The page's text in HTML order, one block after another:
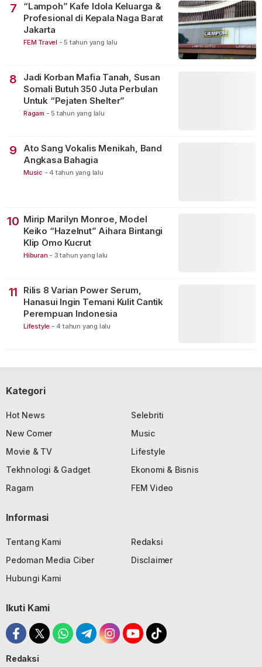
7
“Lampoh” Kafe Idola Keluarga &
Profesional di Kepala Naga Barat
Jakarta
FEM Travel - 5 tahun yang lalu
8
Jadi Korban Mafia Tanah, Susan
Somali Butuh 350 Juta Perbulan
Untuk “Pejaten Shelter”
Ragam - 5 tahun yang lalu
9
Ato Sang Vokalis Menikah, Band
Angkasa Bahagia
Music - 4 tahun yang lalu
10 Mirip Marilyn Monroe, Model
Keiko “Hazelnut” Aihara Bintangi
Klip Omo Kucrut
Hiburan - 3 tahun yang lalu
11
Rilis 8 Varian Power Serum,
Hanasui Ingin Temani Kulit Cantik
Perempuan Indonesia
Lifestyle - 4 tahun yang lalu
Kategori
Hot News
Selebriti
New Comer
Music
Movie & TV
Lifestyle
Tekhnologi & Gadget
Ekonomi & Bisnis
Ragam
FEM Video
Informasi
Tentang Kami
Redaksi
Pedoman Media Ciber
Disclaimer
Hubungi Kami
Ikuti Kami
Redaksi